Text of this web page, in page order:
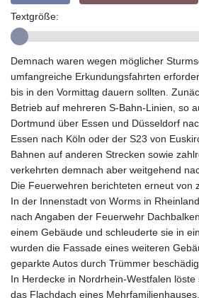
HTG
HUF
IDR
ILS
IMP 0.8566
INR
IQD
IRR
ISK
JEP 0.8566
JMD
JOD
JPY
KES
KGS
KHR
Textgröße:
Demnach waren wegen möglicher
umfangreiche Erkundungsfahrten
bis in den Vormittag dauern sollten.
Betrieb auf mehreren S-Bahn-Linien, so
Dortmund über Essen und Düsseldorf
Essen nach Köln oder der S23 von
Bahnen auf anderen Strecken sowie
verkehrten demnach aber weitgehend
Die Feuerwehren berichteten erneut von
In der Innenstadt von Worms in
nach Angaben der Feuerwehr
einem Gebäude und schleuderte sie in
wurden die Fassade eines weiteren
geparkte Autos durch Trümmer
In Herdecke in Nordrhein-Westfalen
das Flachdach eines